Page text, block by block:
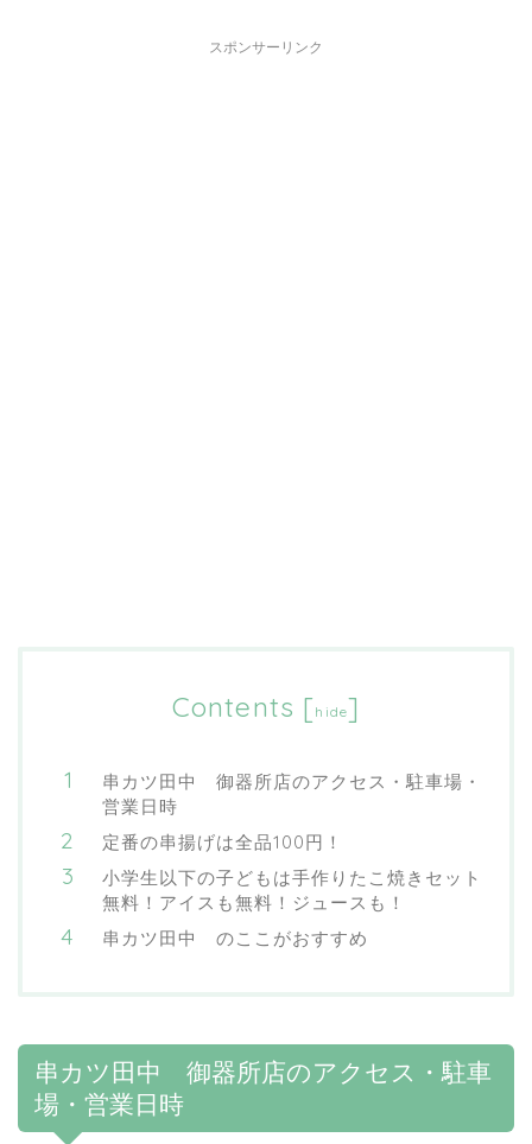
スポンサーリンク
Contents [ hide]
串カツ田中 御器所店のアクセス・駐車場・
営業日時
定番の串揚げは全品100円！
小学生以下の子どもは手作りたこ焼きセット
無料！アイスも無料！ジュースも！
串カツ田中 のここがおすすめ
串カツ田中 御器所店のアクセス・駐車
場・営業日時